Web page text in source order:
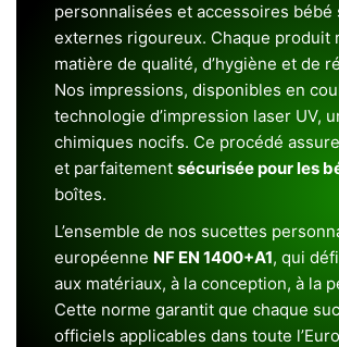
personnalisées et accessoires
externes rigoureux. Chaque
matière de qualité, d’hygiène et de
Nos impressions, disponibles en
technologie d’impression laser UV,
chimiques nocifs. Ce procédé
et parfaitement sécurisée pour les
boîtes.
L’ensemble de nos sucettes
européenne NF EN 1400+A1, qui
aux matériaux, à la conception, à la
Cette norme garantit que chaque
officiels applicables dans toute